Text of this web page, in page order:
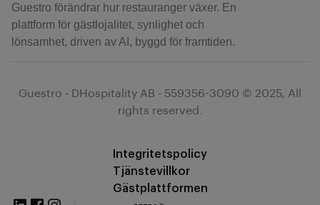
Guestro förändrar hur restauranger växer. En
plattform för gästlojalitet, synlighet och
lönsamhet, driven av AI, byggd för framtiden.
Guestro - DHospitality AB - 559356-3090 © 2025, All
rights reserved.
Integritetspolicy
Tjänstevillkor
Gästplattformen